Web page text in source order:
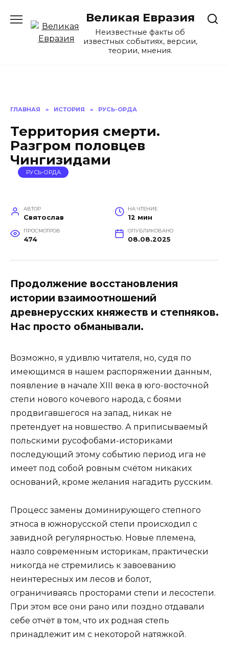
содержанию
Великая Евразия
Неизвестные факты об
известных событиях, версии,
теории, мнения.
ГЛАВНАЯ » ИСТОРИЯ » РУСЬ-ОРДА
Территория смерти.
Разгром половцев
Чингизидами
РУСЬ-ОРДА
АВТОР
Святослав
НА ЧТЕНИЕ
12 мин
ПРОСМОТРОВ
474
ОПУБЛИКОВАНО
08.08.2025
Продолжение восстановления
истории взаимоотношений
древнерусских княжеств и степняков.
Нас просто обманывали.
Возможно, я удивлю читателя, но, судя по
имеющимся в нашем распоряжении данным,
появление в начале XIII века в юго-восточной
степи нового кочевого народа, с боями
продвигавшегося на запад, никак не
претендует на новшество. А приписываемый
польскими русофобами-историками
последующий этому событию период ига не
имеет под собой ровным счётом никаких
оснований, кроме желания нагадить русским.
Процесс замены доминирующего степного
этноса в южнорусской степи происходил с
завидной регулярностью. Новые племена,
назло современным историкам, практически
никогда не стремились к завоеванию
неинтересных им лесов и болот,
ограничиваясь просторами степи и лесостепи.
При этом все они рано или поздно отдавали
себе отчёт в том, что их родная степь
принадлежит им с некоторой натяжкой.